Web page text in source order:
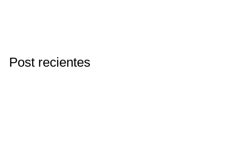
Post recientes